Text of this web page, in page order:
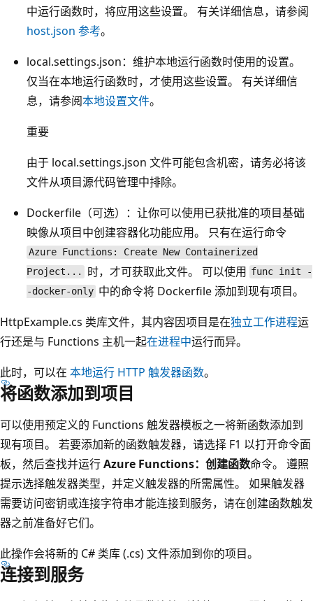
中运行函数时，将应用这些设置。 有关详细信息，请参阅
host.json 参考。
local.settings.json：维护本地运行函数时使用的设置。
仅当在本地运行函数时，才使用这些设置。 有关详细信
息，请参阅本地设置文件。
重要
由于 local.settings.json 文件可能包含机密，请务必将该
文件从项目源代码管理中排除。
Dockerfile （可选）：让你可以使用已获批准的项目基础
映像从项目中创建容器化功能应用。 只有在运行命令
Azure Functions: Create New Containerized
Project...
时，才可获取此文件。 可以使用 func init -
-docker-only 中的命令将 Dockerfile 添加到现有项目。
HttpExample.cs 类库文件，其内容因项目是在独立工作进程运
行还是与 Functions 主机一起在进程中运行而异。
此时，可以在 本地运行 HTTP 触发器函数。
将函数添加到项目
可以使用预定义的 Functions 触发器模板之一将新函数添加到
现有项目。 若要添加新的函数触发器，请选择 F1 以打开命令面
板，然后查找并运行Azure Functions：创建函数命令。 遵照
提示选择触发器类型，并定义触发器的所需属性。 如果触发器
需要访问密钥或连接字符串才能连接到服务，请在创建函数触发
器之前准备好它们。
此操作会将新的 C# 类库 (.cs) 文件添加到你的项目。
连接到服务